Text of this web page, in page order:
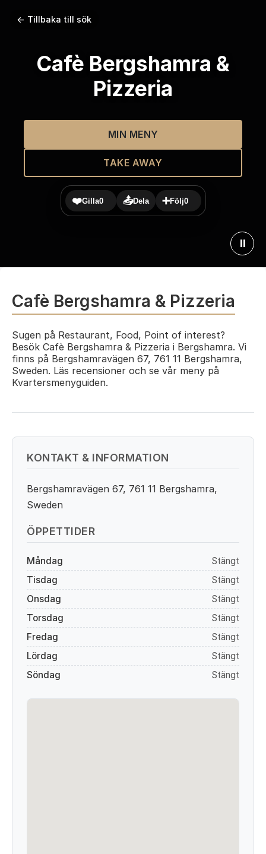
← Tillbaka till sök
Cafè Bergshamra &
Pizzeria
MIN MENY
TAKE AWAY
❤️Gilla0 📤Dela ➕Följ0
⏸
Cafè Bergshamra & Pizzeria
Sugen på Restaurant, Food, Point of interest?
Besök Cafè Bergshamra & Pizzeria i Bergshamra. Vi
finns på Bergshamravägen 67, 761 11 Bergshamra,
Sweden. Läs recensioner och se vår meny på
Kvartersmenyguiden.
KONTAKT & INFORMATION
Bergshamravägen 67, 761 11 Bergshamra,
Sweden
ÖPPETTIDER
Måndag
Stängt
Tisdag
Stängt
Onsdag
Stängt
Torsdag
Stängt
Fredag
Stängt
Lördag
Stängt
Söndag
Stängt